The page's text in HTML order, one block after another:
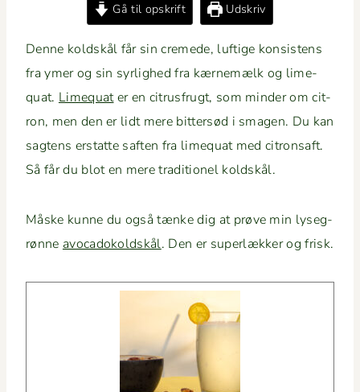
Gå til opskrift Udskriv
Denne kold­skål får sin cremede, luftige kon­sis­tens
fra ymer og sin syrlighed fra kærnemælk og lime­
quat. Lime­quater en cit­rusfrugt, som min­der om cit­
ron, men den er lidt mere bit­ter­sød i sma­gen. Du kan
sagtens erstat­te saften fra lime­quat med cit­ron­saft.
Så får du blot en mere tra­di­tionel koldskål.
Måske kunne du også tænke dig at prøve min lyseg­
rønne avo­cadokold­skål. Den er super­lækker og frisk.